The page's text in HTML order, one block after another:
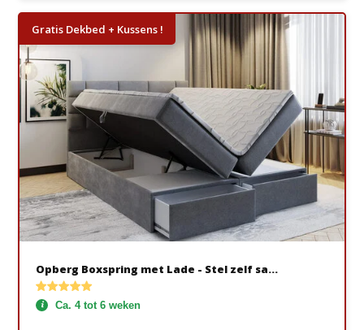
Gratis Dekbed + Kussens !
Opberg Boxspring met Lade - Stel zelf sa...
Ca. 4 tot 6 weken